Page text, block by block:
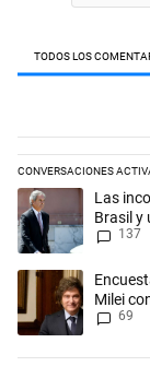
TODOS LOS
Todos los
CONVERSACIONES
Este listado
Un artículo de
Las
Brasil y
137
Un artículo de
Milei
69